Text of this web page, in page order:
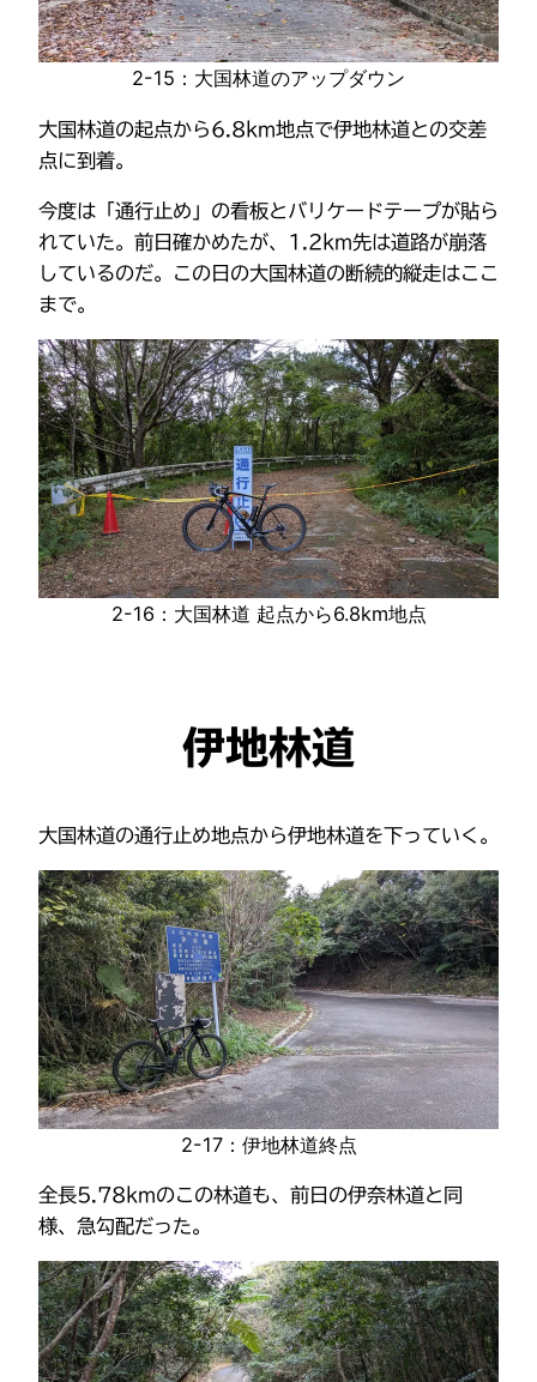
2-15：大国林道のアップダウン
大国林道の起点から6.8km地点で伊地林道との交差
点に到着。
今度は「通行止め」の看板とバリケードテープが貼ら
れていた。前日確かめたが、1.2km先は道路が崩落
しているのだ。この日の大国林道の断続的縦走はここ
まで。
2-16：大国林道 起点から6.8km地点
伊地林道
大国林道の通行止め地点から伊地林道を下っていく。
2-17：伊地林道終点
全長5.78kmのこの林道も、前日の伊奈林道と同
様、急勾配だった。